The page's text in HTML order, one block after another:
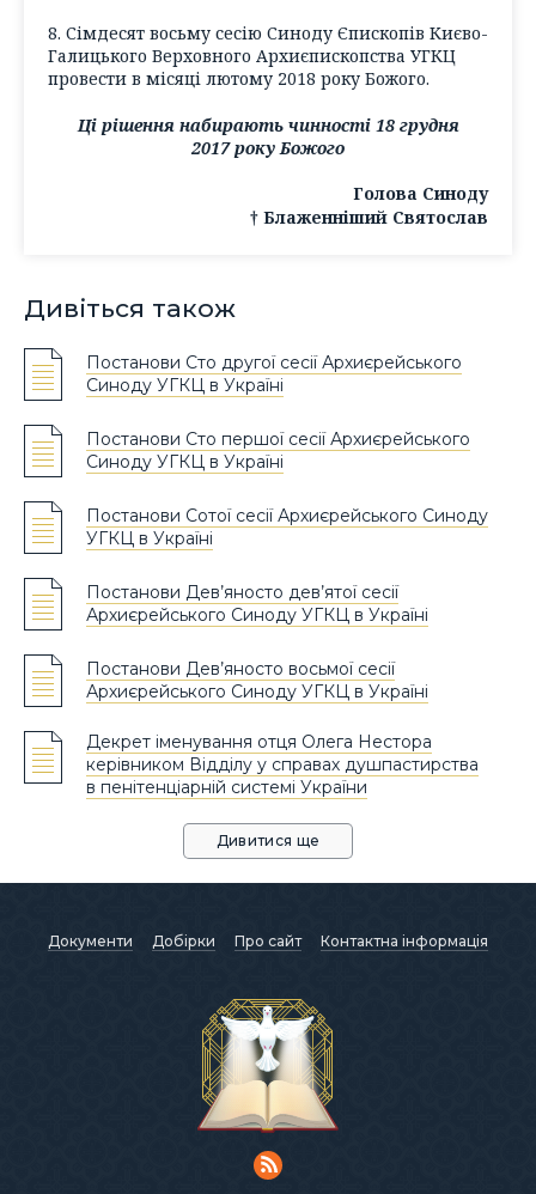
8. Сімдесят восьму сесію Синоду Єпископів Києво-
Галицького Верховного Архиєпископства УГКЦ
провести в місяці лютому 2018 року Божого.
Ці рішення набирають чинності 18 грудня
2017 року Божого
Голова Синоду
† Блаженніший Святослав
Дивіться також
Постанови Сто другої сесії Архиєрейського
Синоду УГКЦ в Україні
Постанови Сто першої сесії Архиєрейського
Синоду УГКЦ в Україні
Постанови Сотої сесії Архиєрейського Синоду
УГКЦ в Україні
Постанови Дев’яносто дев’ятої сесії
Архиєрейського Синоду УГКЦ в Україні
Постанови Дев’яносто восьмої сесії
Архиєрейського Синоду УГКЦ в Україні
Декрет іменування отця Олега Нестора
керівником Відділу у справах душпастирства
в пенітенціарній системі України
Дивитися ще
Документи Добірки Про сайт Контактна інформація